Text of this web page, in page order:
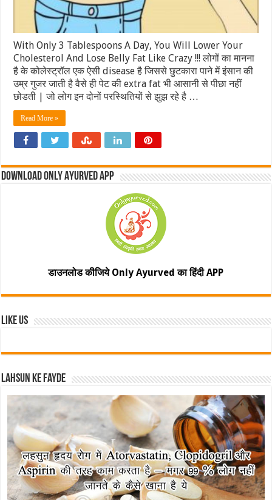
With Only 3 Tablespoons A Day, You Will Lower Your
Cholesterol And Lose Belly Fat Like Crazy !!! लोगों का मानना
है के कोलेस्ट्रॉल एक ऐसी disease है जिससे छुटकारा पाने में इंसान की
उम्र गुजर जाती है वैसे ही पेट की extra fat भी आसानी से पीछा नहीं
छोडती | जो लोग इन दोनों परस्थितियों से झुझ रहे है …
Read More »
Download Only Ayurved App
डाउनलोड कीजिये Only Ayurved का हिंदी APP
Like Us
Lahsun ke fayde